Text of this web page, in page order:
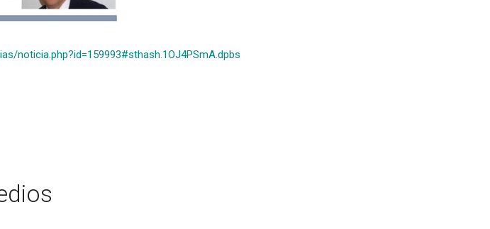
noticia.php?id=159993#sthash.1OJ4PSmA.dpbs